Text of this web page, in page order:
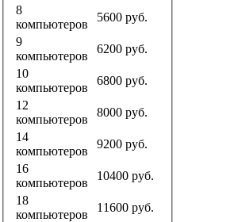
8
компьютеров
5600 руб.
9
компьютеров
6200 руб.
10
компьютеров
6800 руб.
12
компьютеров
8000 руб.
14
компьютеров
9200 руб.
16
компьютеров
10400 руб.
18
компьютеров
11600 руб.